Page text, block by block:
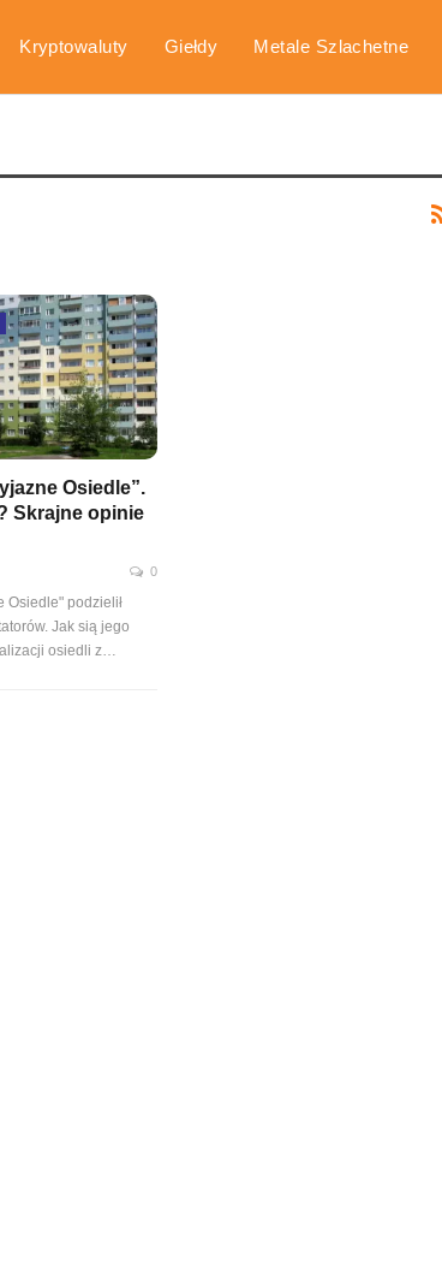
Kryptowaluty Giełdy Metale Szlachetne
Osiedle”.
Skrajne opinie
0
Osiedle" podzielił
Jak sią jego
osiedli z…